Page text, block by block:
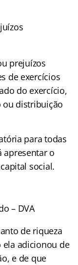
prejuízos
de exercícios
do exercício,
ou distribuição
para todas
apresentar o
social.
– DVA
de riqueza
adicionou de
e de que